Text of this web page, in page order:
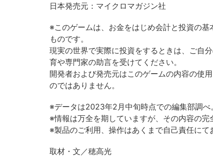
日本発売元：マイクロマガジン社
※このゲームは、お金をはじめ会計と投資の
ものです。
現実の世界で実際に投資をするときは、ご自
育や専門家の助言を受けてください。
開発者および発売元はこのゲームの内容の使
のではありません。
※データは2023年2月中旬時点での編集部調べ。
※情報は万全を期していますが、その内容の完
※製品のご利用、操作はあくまで自己責任にて
取材・文／穂高光